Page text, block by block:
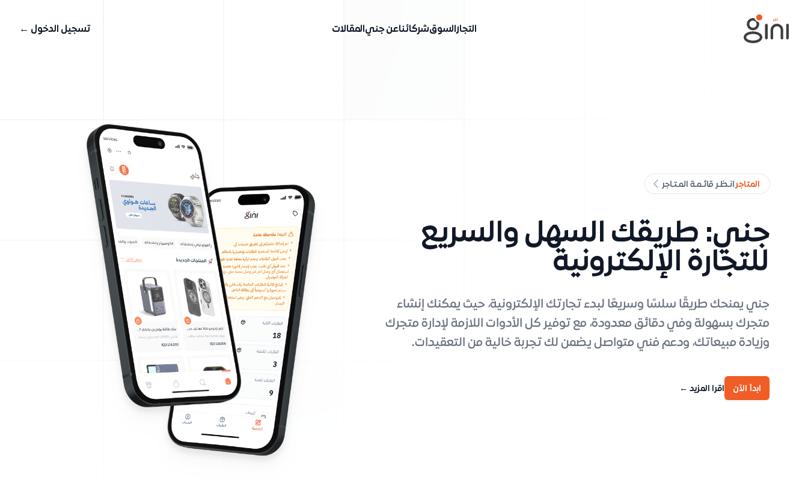
Your Company
التجارالسوقشركائناعن جنيالمقالات تسجيل الدخول ←
المتاجر انـظـر قائـمـة المـتـاجر
جني: طريقك السهل والسريع
للتجارة الإلكترونية
جني يمنحك طريقًا سلسًا وسريعًا لبدء تجارتك الإلكترونية، حيث يمكنك إنشاء
متجرك بسهولة وفي دقائق معدودة، مع توفير كل الأدوات اللازمة لإدارة متجرك
وزيادة مبيعاتك، ودعم فني متواصل يضمن لك تجربة خالية من التعقيدات.
ابدأ الآن اقرا المزيد ←